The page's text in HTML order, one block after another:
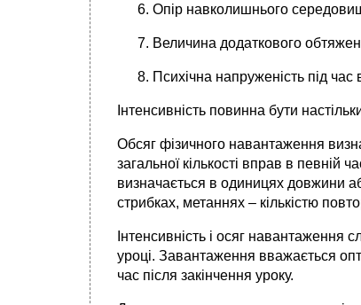
Опір навколишнього
Величина додаткового
Психічна напруженість під
Інтенсивність повинна бути
Обсяг фізичного навантаження
загальної кількості вправ в певній
визначається в одиницях довжини
стрибках, метаннях – кількістю
Інтенсивність і осяг навантаження
уроці. Завантаження вважається
час після закінчення уроку.